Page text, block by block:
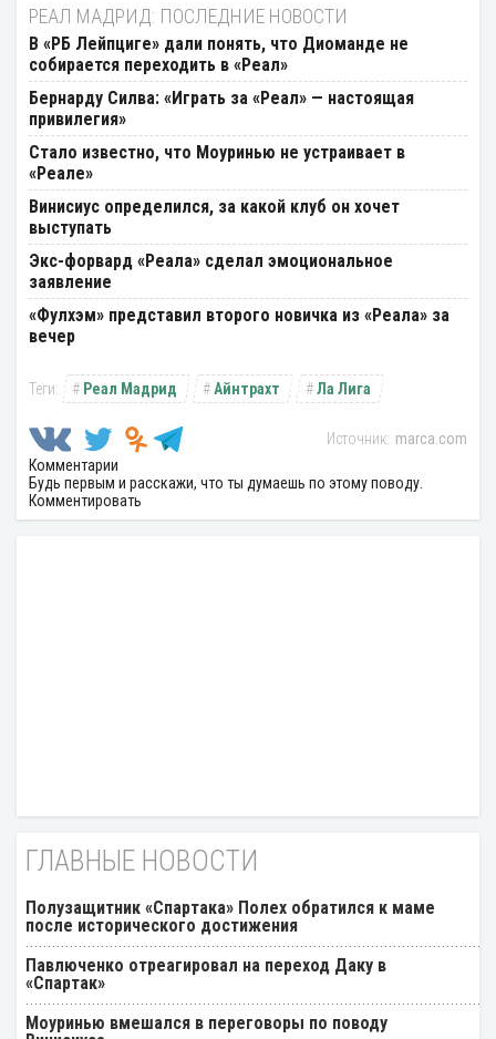
РЕАЛ МАДРИД: ПОСЛЕДНИЕ НОВОСТИ
В «РБ Лейпциге» дали понять, что Диоманде не
собирается переходить в «Реал»
Бернарду Силва: «Играть за «Реал» — настоящая
привилегия»
Стало известно, что Моуринью не устраивает в
«Реале»
Винисиус определился, за какой клуб он хочет
выступать
Экс-форвард «Реала» сделал эмоциональное
заявление
«Фулхэм» представил второго новичка из «Реала» за
вечер
Реал Мадрид Айнтрахт Ла Лига
marca.com
Комментарии
Будь первым и расскажи, что ты думаешь по этому поводу.
Комментировать
ГЛАВНЫЕ НОВОСТИ
Полузащитник «Спартака» Полех обратился к маме
после исторического достижения
Павлюченко отреагировал на переход Даку в
«Спартак»
Моуринью вмешался в переговоры по поводу